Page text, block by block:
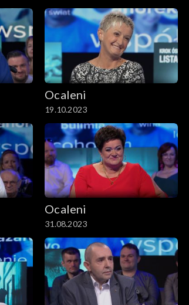
Ocaleni
19.10.2023
Ocaleni
31.08.2023